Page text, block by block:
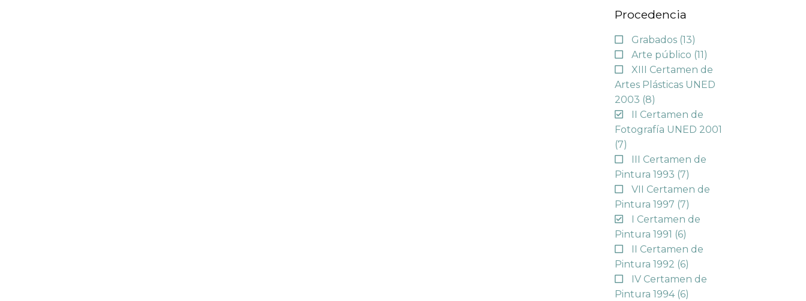
Procedencia
Grabados (13)
Arte público (11)
XIII Certamen de
Artes Plásticas UNED
2003 (8)
II Certamen de
Fotografía UNED 2001
(7)
III Certamen de
Pintura 1993 (7)
VII Certamen de
Pintura 1997 (7)
I Certamen de
Pintura 1991 (6)
II Certamen de
Pintura 1992 (6)
IV Certamen de
Pintura 1994 (6)